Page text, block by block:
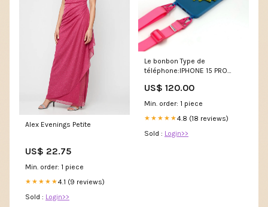
Alex Evenings Petite
US$ 22.75
Min. order: 1 piece
★★★★★4.1 (9 reviews)
Sold : Login>>
Le bonbon Type de
téléphone:IPHONE 15 PRO
US$ 120.00
Min. order: 1 piece
★★★★★4.8 (18 reviews)
Sold : Login>>